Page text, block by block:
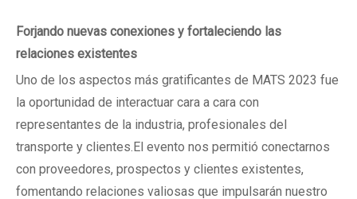
Forjando nuevas conexiones y fortaleciendo las
relaciones existentes
Uno de los aspectos más gratificantes de MATS 2023 fue
la oportunidad de interactuar cara a cara con
representantes de la industria, profesionales del
transporte y clientes.El evento nos permitió conectarnos
con proveedores, prospectos y clientes existentes,
fomentando relaciones valiosas que impulsarán nuestro